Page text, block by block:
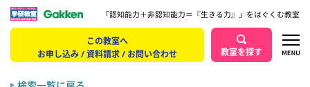
「認知能力＋非認知能力＝『生きる力』」をはぐくむ教室
この教室へ
お申し込み / 資料請求 / お問い合わせ
教室を探す